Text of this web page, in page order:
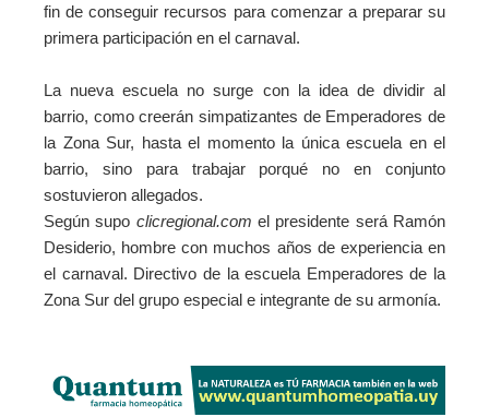
fin de conseguir recursos para comenzar a preparar su
primera participación en el carnaval.
La nueva escuela no surge con la idea de dividir al
barrio, como creerán simpatizantes de Emperadores de
la Zona Sur, hasta el momento la única escuela en el
barrio, sino para trabajar porqué no en conjunto
sostuvieron allegados.
Según supo clicregional.com el presidente será Ramón
Desiderio, hombre con muchos años de experiencia en
el carnaval. Directivo de la escuela Emperadores de la
Zona Sur del grupo especial e integrante de su armonía.